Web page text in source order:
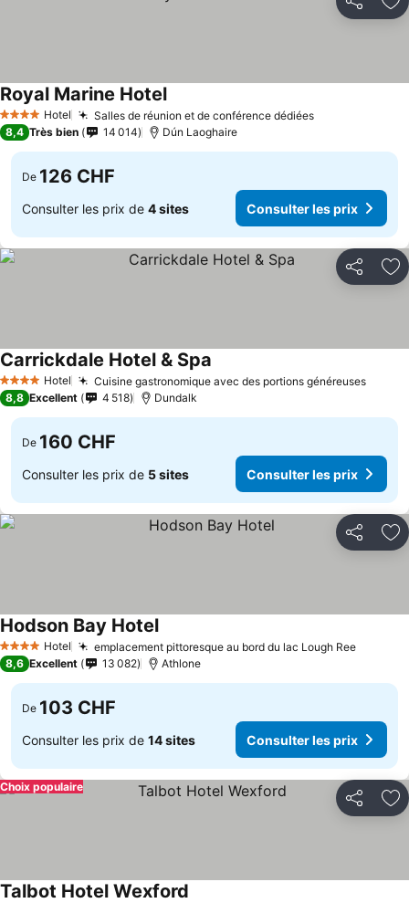
Partager
4 Étoiles Hotel Salles de réunion et de conférence dédiées
Royal Marine Hotel
8,4 Très bien 14 014 Dún Laoghaire
De 126 CHF
Consulter les prix de 4 sites Consulter les prix
Partager
4 Étoiles Hotel Cuisine gastronomique avec des portions généreuses
Carrickdale Hotel & Spa
8,8 Excellent 4 518 Dundalk
De 160 CHF
Consulter les prix de 5 sites Consulter les prix
Partager
4 Étoiles Hotel emplacement pittoresque au bord du lac Lough Ree
Hodson Bay Hotel
8,6 Excellent 13 082 Athlone
De 103 CHF
Consulter les prix de 14 sites Consulter les prix
Partager
Choix populaire
Talbot Hotel Wexford